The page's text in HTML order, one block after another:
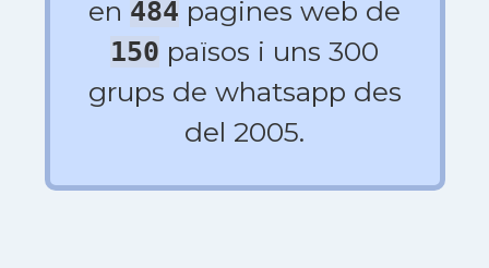
en 484 pagines web de
150 països i uns 300
grups de whatsapp des
del 2005.